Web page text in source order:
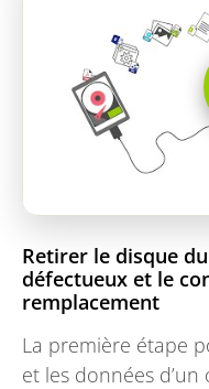
Retirer le disque
défectueux et le
remplacement
La première étape
et les données